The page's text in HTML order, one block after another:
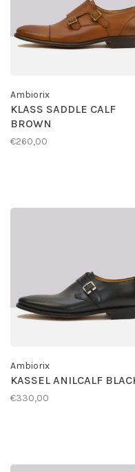
Ambiorix
KLASS SADDLE CALF
BROWN
€260,00
Ambiorix
KASSEL ANILCALF
€330,00